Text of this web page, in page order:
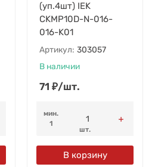
(уп.4шт) IEK
CKMP10D-N-016-
016-K01
Артикул: 303057
В наличии
71 ₽/шт.
мин.
1
шт.
В корзину